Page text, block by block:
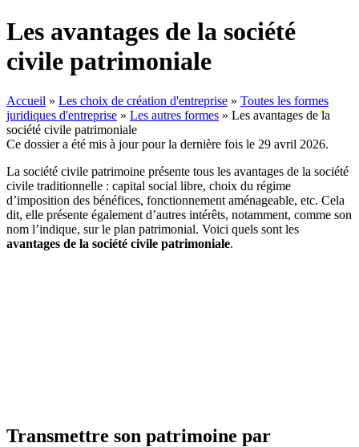
Les avantages de la société
civile patrimoniale
Accueil » Les choix de création d'entreprise » Toutes les formes
juridiques d'entreprise » Les autres formes » Les avantages de la
société civile patrimoniale
Ce dossier a été mis à jour pour la dernière fois le 29 avril 2026.
La société civile patrimoine présente tous les avantages de la société
civile traditionnelle : capital social libre, choix du régime
d’imposition des bénéfices, fonctionnement aménageable, etc. Cela
dit, elle présente également d’autres intérêts, notamment, comme son
nom l’indique, sur le plan patrimonial. Voici quels sont les
avantages de la société civile patrimoniale.
Transmettre son patrimoine par